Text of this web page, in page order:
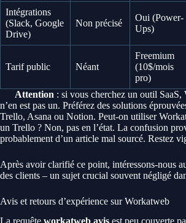
Intégrations
(Slack, Google
Drive)
Non précisé
Oui (Power-
Ups)
Tarif public Néant
Freemium
(10$/mois
pro)
Attention : si vous cherchez un outil SaaS,
n’en est pas un. Préférez des solutions
Trello, Asana ou Notion. Peut-on utiliser
un Trello ? Non, pas en l’état. La confusion
probablement d’un article mal sourcé. Restez
Après avoir clarifié ce point, intéressons-nous
des clients – un sujet crucial souvent négligé
Avis et retours d’expérience sur Workatweb